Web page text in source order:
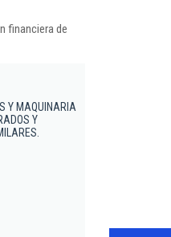
financiera de
Y MAQUINARIA
Y